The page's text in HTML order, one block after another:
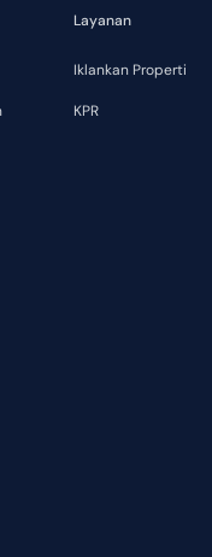
Layanan
Iklankan Properti
KPR